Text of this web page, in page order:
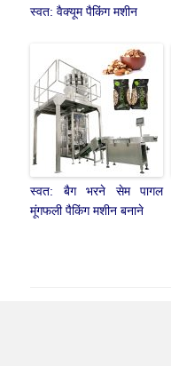
स्वत: वैक्यूम पैकिंग मशीन
स्वत: बैग भरने सेम पागल
मूंगफली पैकिंग मशीन बनाने